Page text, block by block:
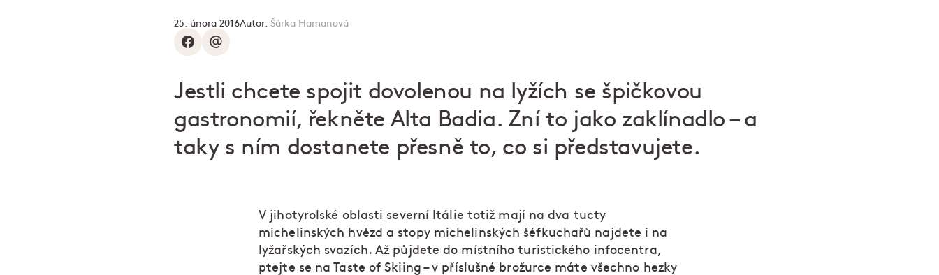
25. února 2016Autor: Šárka Hamanová
Jestli chcete spojit dovolenou na lyžích se špičkovou
gastronomií, řekněte Alta Badia. Zní to jako zaklínadlo – a
taky s ním dostanete přesně to, co si představujete.
V jihotyrolské oblasti severní Itálie totiž mají na dva tucty
michelinských hvězd a stopy michelinských šéfkuchařů najdete i na
lyžařských svazích. Až půjdete do místního turistického infocentra,
ptejte se na Taste of Skiing – v příslušné brožurce máte všechno hezky